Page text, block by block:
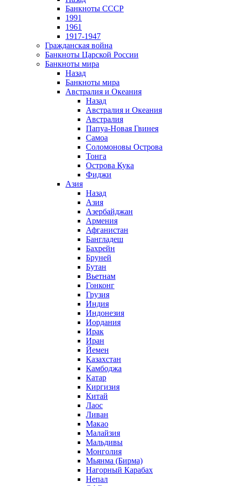
Банкноты СССР
1991
1961
1917-1947
Гражданская война
Банкноты Царской России
Банкноты мира
Назад
Банкноты мира
Австралия и Океания
Назад
Австралия и Океания
Австралия
Папуа-Новая Гвинея
Самоа
Соломоновы Острова
Тонга
Острова Кука
Фиджи
Азия
Назад
Азия
Азербайджан
Армения
Афганистан
Бангладеш
Бахрейн
Бруней
Бутан
Вьетнам
Гонконг
Грузия
Индия
Индонезия
Иордания
Ирак
Иран
Йемен
Казахстан
Камбоджа
Катар
Киргизия
Китай
Лаос
Ливан
Макао
Малайзия
Мальдивы
Монголия
Мьянма (Бирма)
Нагорный Карабах
Непал